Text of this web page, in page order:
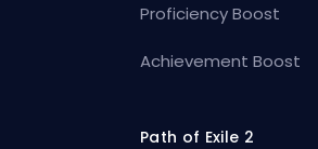
Proficiency Boost
Achievement Boost
Path of Exile 2